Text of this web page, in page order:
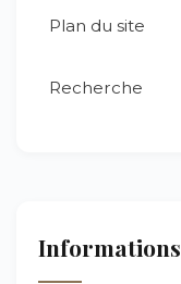
Plan du site
Recherche
Informations